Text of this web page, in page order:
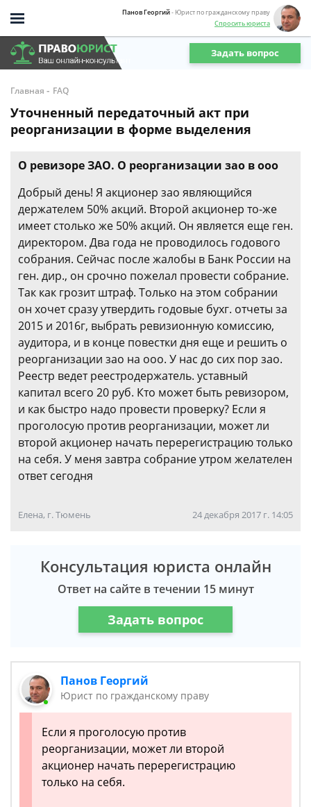
Панов Георгий- Юрист по гражданскому праву
Спросить юриста
Задать вопрос
Главная - FAQ
Уточненный передаточный акт при
реорганизации в форме выделения
О ревизоре ЗАО. О реорганизации зао в ооо
Добрый день! Я акционер зао являющийся
держателем 50% акций. Второй акционер то-же
имеет столько же 50% акций. Он является еще ген.
директором. Два года не проводилось годового
собрания. Сейчас после жалобы в Банк России на
ген. дир., он срочно пожелал провести собрание.
Так как грозит штраф. Только на этом собрании
он хочет сразу утвердить годовые бухг. отчеты за
2015 и 2016г, выбрать ревизионную комиссию,
аудитора, и в конце повестки дня еще и решить о
реорганизации зао на ооо. У нас до сих пор зао.
Реестр ведет реестродержатель. уставный
капитал всего 20 руб. Кто может быть ревизором,
и как быстро надо провести проверку? Если я
проголосую против реорганизации, может ли
второй акционер начать перерегистрацию только
на себя. У меня завтра собрание утром желателен
ответ сегодня
Елена, г. Тюмень 24 декабря 2017 г. 14:05
Консультация юриста онлайн
Ответ на сайте в течении 15 минут
Задать вопрос
Панов Георгий
Юрист по гражданскому праву
Если я проголосую против
реорганизации, может ли второй
акционер начать перерегистрацию
только на себя.